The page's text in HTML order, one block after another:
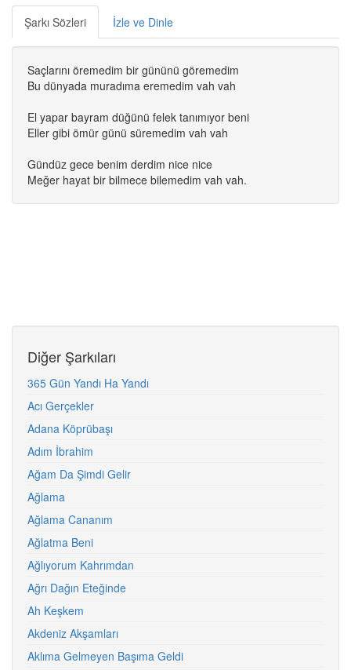
Şarkı Sözleri İzle ve Dinle
Saçlarını öremedim bir gününü göremedim
Bu dünyada muradıma eremedim vah vah
El yapar bayram düğünü felek tanımıyor beni
Eller gibi ömür günü süremedim vah vah
Gündüz gece benim derdim nice nice
Meğer hayat bir bilmece bilemedim vah vah.
Diğer Şarkıları
365 Gün Yandı Ha Yandı
Acı Gerçekler
Adana Köprübaşı
Adım İbrahim
Ağam Da Şimdi Gelir
Ağlama
Ağlama Cananım
Ağlatma Beni
Ağlıyorum Kahrımdan
Ağrı Dağın Eteğinde
Ah Keşkem
Akdeniz Akşamları
Aklıma Gelmeyen Başıma Geldi